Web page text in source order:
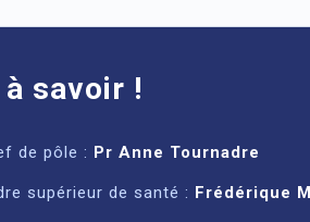
à savoir !
de pôle : Pr Anne Tournadre
supérieur de santé : Frédérique